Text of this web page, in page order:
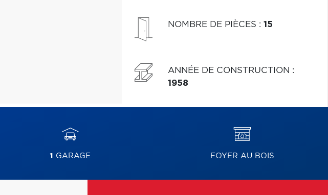
NOMBRE DE PIÈCES : 15
ANNÉE DE CONSTRUCTION :
1958
1 GARAGE FOYER AU BOIS